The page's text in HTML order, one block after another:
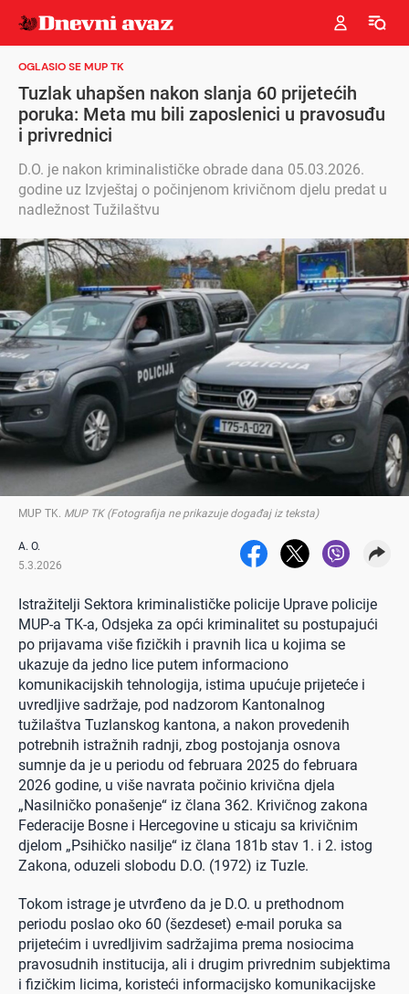
OGLASIO SE MUP TK
Tuzlak uhapšen nakon slanja 60 prijetećih
poruka: Meta mu bili zaposlenici u pravosuđu
i privrednici
D.O. je nakon kriminalističke obrade dana 05.03.2026.
godine uz Izvještaj o počinjenom krivičnom djelu predat u
nadležnost Tužilaštvu
MUP TK MUP TK (Fotografija ne prikazuje događaj iz teksta)
A. O.
5.3.2026
Istražitelji Sektora kriminalističke policije Uprave policije
MUP-a TK-a, Odsjeka za opći kriminalitet su postupajući
po prijavama više fizičkih i pravnih lica u kojima se
ukazuje da jedno lice putem informaciono
komunikacijskih tehnologija, istima upućuje prijeteće i
uvredljive sadržaje, pod nadzorom Kantonalnog
tužilaštva Tuzlanskog kantona, a nakon provedenih
potrebnih istražnih radnji, zbog postojanja osnova
sumnje da je u periodu od februara 2025 do februara
2026 godine, u više navrata počinio krivična djela
„Nasilničko ponašenje“ iz člana 362. Krivičnog zakona
Federacije Bosne i Hercegovine u sticaju sa krivičnim
djelom „Psihičko nasilje“ iz člana 181b stav 1. i 2. istog
Zakona, oduzeli slobodu D.O. (1972) iz Tuzle.
Tokom istrage je utvrđeno da je D.O. u prethodnom
periodu poslao oko 60 (šezdeset) e-mail poruka sa
prijetećim i uvredljivim sadržajima prema nosiocima
pravosudnih institucija, ali i drugim privrednim subjektima
i fizičkim licima, koristeći informacijsko komunikacijske